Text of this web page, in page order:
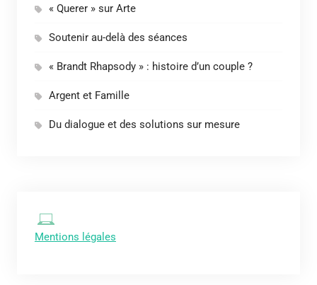
« Querer » sur Arte
Soutenir au-delà des séances
« Brandt Rhapsody » : histoire d’un couple ?
Argent et Famille
Du dialogue et des solutions sur mesure
Mentions légales